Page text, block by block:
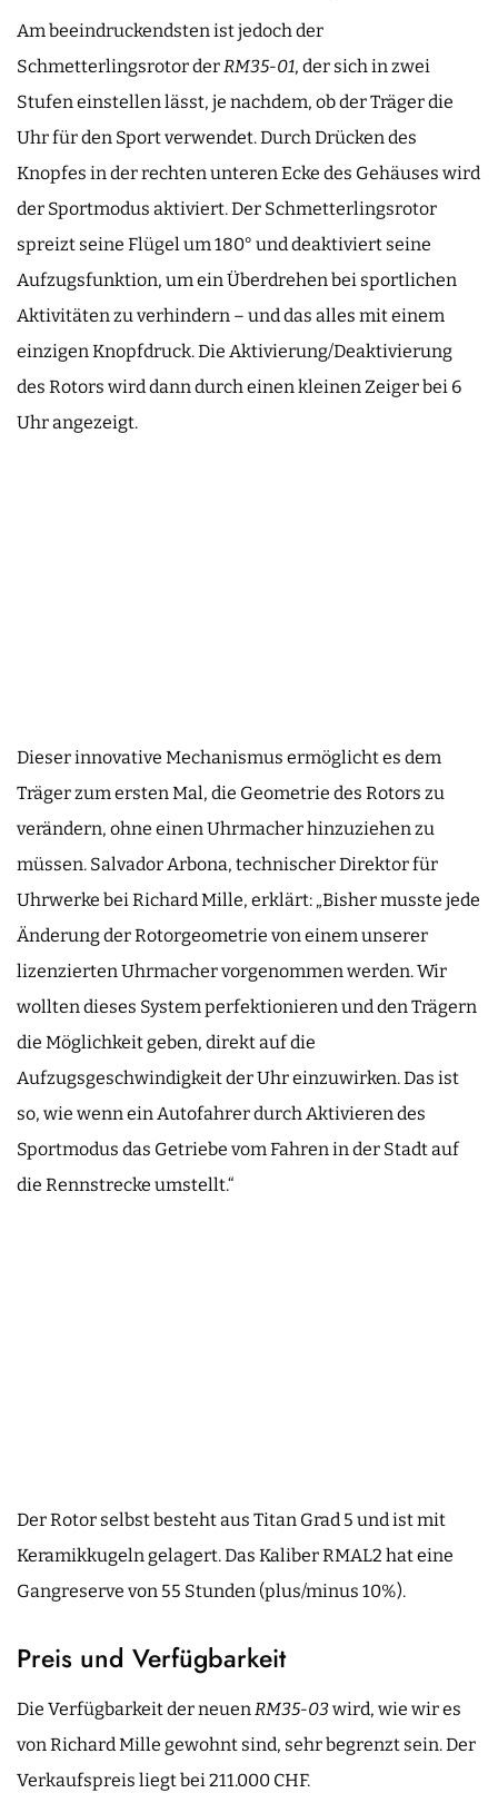
Am beeindruckendsten ist jedoch der
Schmetterlingsrotor derRM35-01, der sich in zwei
Stufen einstellen lässt, je nachdem, ob der Träger die
Uhr für den Sport verwendet. Durch Drücken des
Knopfes in der rechten unteren Ecke des Gehäuses wird
der Sportmodus aktiviert. Der Schmetterlingsrotor
spreizt seine Flügel um 180° und deaktiviert seine
Aufzugsfunktion, um ein Überdrehen bei sportlichen
Aktivitäten zu verhindern – und das alles mit einem
einzigen Knopfdruck. Die Aktivierung/Deaktivierung
des Rotors wird dann durch einen kleinen Zeiger bei 6
Uhr angezeigt.
Dieser innovative Mechanismus ermöglicht es dem
Träger zum ersten Mal, die Geometrie des Rotors zu
verändern, ohne einen Uhrmacher hinzuziehen zu
müssen. Salvador Arbona, technischer Direktor für
Uhrwerke bei Richard Mille, erklärt: „Bisher musste jede
Änderung der Rotorgeometrie von einem unserer
lizenzierten Uhrmacher vorgenommen werden. Wir
wollten dieses System perfektionieren und den Trägern
die Möglichkeit geben, direkt auf die
Aufzugsgeschwindigkeit der Uhr einzuwirken. Das ist
so, wie wenn ein Autofahrer durch Aktivieren des
Sportmodus das Getriebe vom Fahren in der Stadt auf
die Rennstrecke umstellt.“
Der Rotor selbst besteht aus Titan Grad 5 und ist mit
Keramikkugeln gelagert. Das Kaliber RMAL2 hat eine
Gangreserve von 55 Stunden (plus/minus 10%).
Preis und Verfügbarkeit
Die Verfügbarkeit der neuenRM35-03wird, wie wir es
von Richard Mille gewohnt sind, sehr begrenzt sein. Der
Verkaufspreis liegt bei 211.000 CHF.